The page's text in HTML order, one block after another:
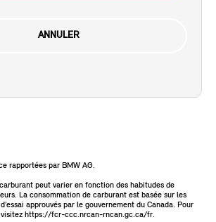
ANNULER
rapportées par BMW AG.
peut varier en fonction des habitudes de
La consommation de carburant est basée sur les
approuvés par le gouvernement du Canada. Pour
visitez https://fcr-ccc.nrcan-rncan.gc.ca/fr.